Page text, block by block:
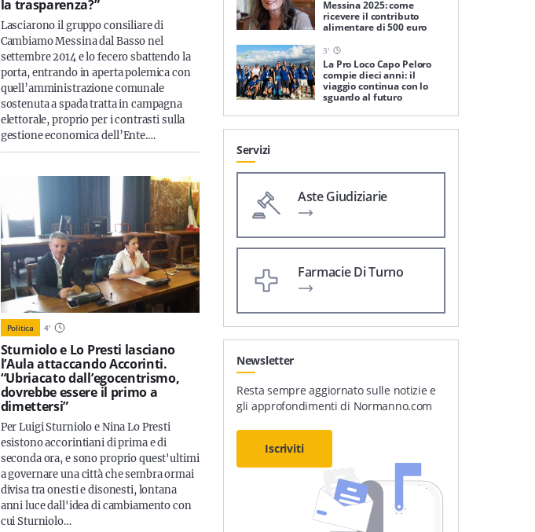
la trasparenza?”
Lasciarono il gruppo consiliare di
Cambiamo Messina dal Basso nel
settembre 2014 e lo fecero sbattendo la
porta, entrando in aperta polemica con
quell’amministrazione comunale
sostenuta a spada tratta in campagna
elettorale, proprio per i contrasti sulla
gestione economica dell’Ente.…
Politica 4'
Sturniolo e Lo Presti lasciano
l’Aula attaccando Accorinti.
“Ubriacato dall’egocentrismo,
dovrebbe essere il primo a
dimettersi”
Per Luigi Sturniolo e Nina Lo Presti
esistono accorintiani di prima e di
seconda ora, e sono proprio quest'ultimi
a governare una città che sembra ormai
divisa tra onesti e disonesti, lontana
anni luce dall'idea di cambiamento con
cui Sturniolo…
Messina 2025: come
ricevere il contributo
alimentare di 500 euro
3'
La Pro Loco Capo Peloro
compie dieci anni: il
viaggio continua con lo
sguardo al futuro
Servizi
Aste Giudiziarie
Farmacie Di Turno
Newsletter
Resta sempre aggiornato sulle notizie e
gli approfondimenti di Normanno.com
Iscriviti